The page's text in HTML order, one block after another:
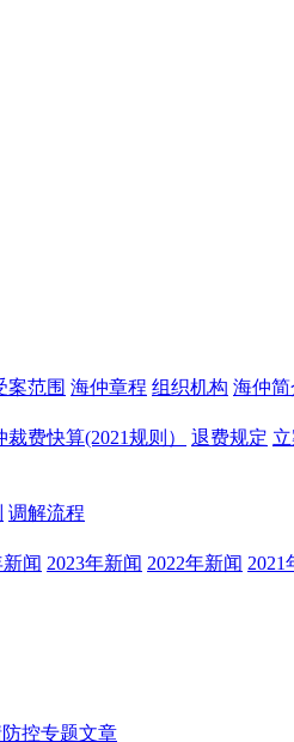
您
案范围 海仲章程 组织机构 海仲简
裁费快算(2021规则） 退费规定
调解流程
新闻 2023年新闻 2022年新闻 2021
控专题文章